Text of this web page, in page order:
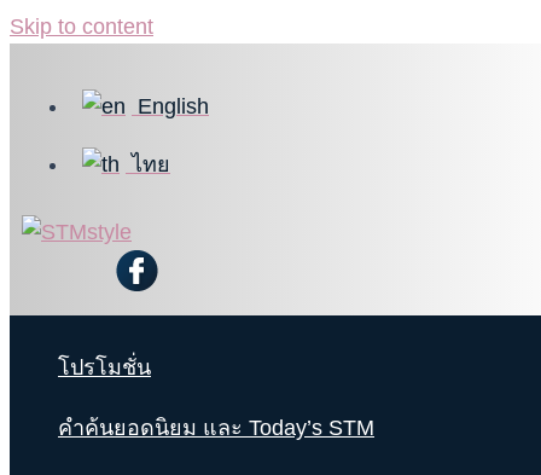
Skip to content
English
ไทย
โปรโมชั่น
คำค้นยอดนิยม และ Today’s STM